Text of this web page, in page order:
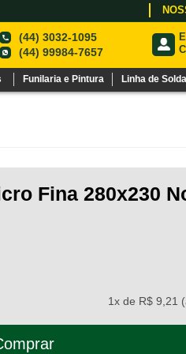
(44) 3032-1095
(44) 99984-7657
Funilaria e Pintura Linha de
Fina 280x230
1x de R$ 9,21